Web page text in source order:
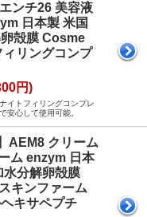
ンチ26 美容液
日本製 米国
殻膜 Cosme
リングコンプ
円)
イトフィリングコンプレ
安心して使用可能。
AEM8 クリーム
ム enzym 日本
水分解卵殻膜
キンファーム
キサペプチ